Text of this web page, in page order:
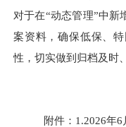
对于在“动态管理”中新
案资料，确保低保、
性，切实做到归档及时
附件： 1.2026年6